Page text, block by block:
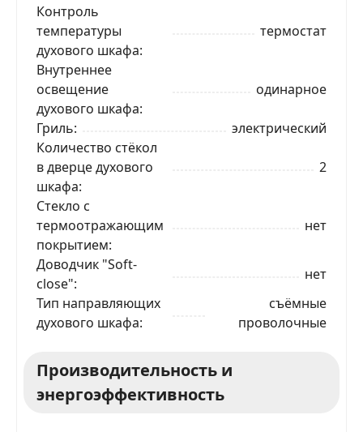
Контроль
температуры
духового шкафа
термостат
Внутреннее
освещение
духового шкафа
одинарное
Гриль
электрический
Количество стёкол
в дверце духового
шкафа
2
Стекло с
термоотражающим
покрытием
нет
Доводчик "Soft-
close"
нет
Тип направляющих
духового шкафа
съёмные
проволочные
Производительность и
энергоэффективность
Ваше имя
Я даю согласие на обработку моих персональных
данных в соответствии
площадки